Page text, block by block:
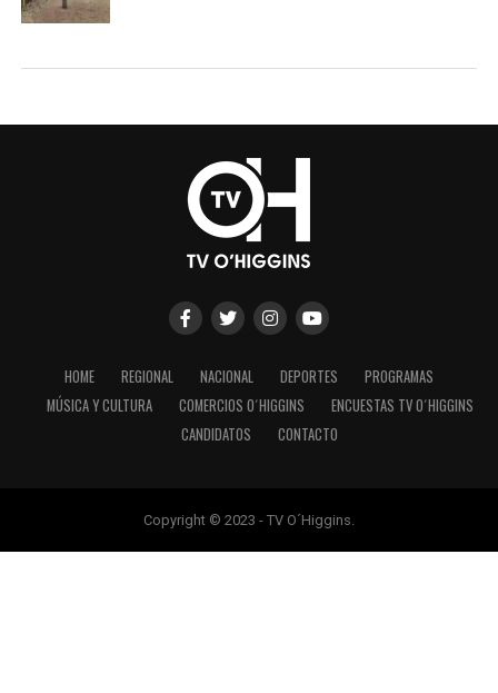
HOME REGIONAL NACIONAL DEPORTES
PROGRAMAS
MÚSICA Y CULTURA
COMERCIOS O´HIGGINS
ENCUESTAS TV O´HIGGINS
CANDIDATOS
CONTACTO
Copyright © 2023 - TV O´Higgins.